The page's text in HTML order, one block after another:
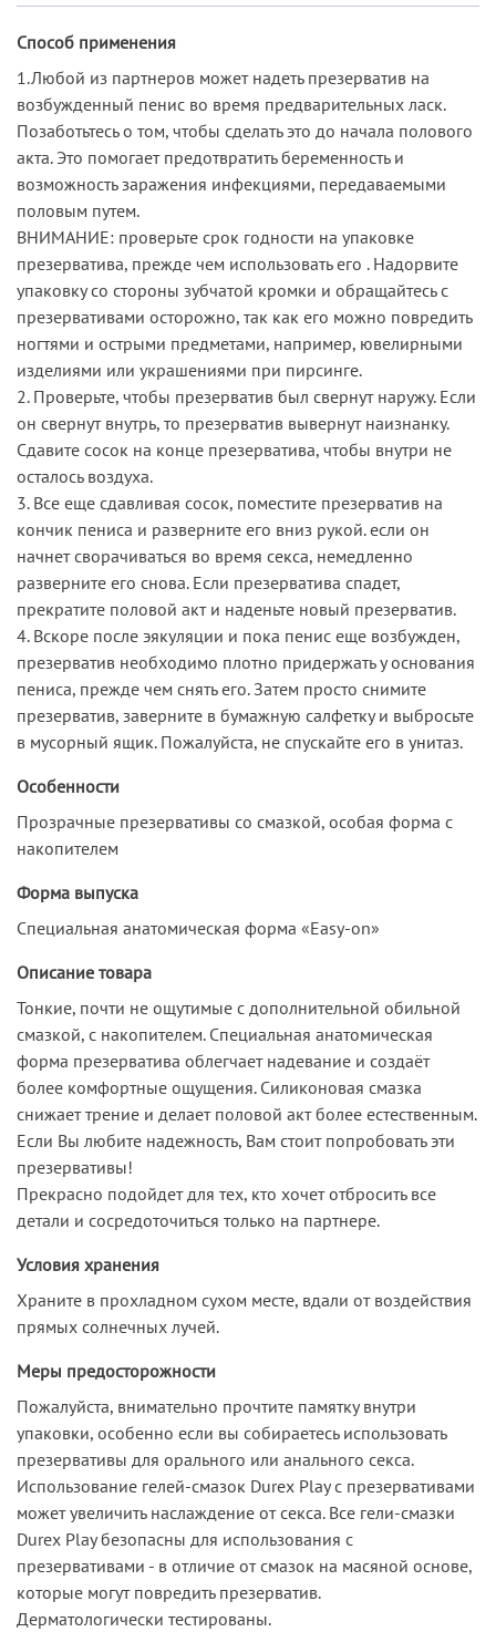
Способ применения
1.Любой из партнеров может надеть презерватив на
возбужденный пенис во время предварительных ласк.
Позаботьтесь о том, чтобы сделать это до начала полового
акта. Это помогает предотвратить беременность и
возможность заражения инфекциями, передаваемыми
половым путем.
ВНИМАНИЕ: проверьте срок годности на упаковке
презерватива, прежде чем использовать его . Надорвите
упаковку со стороны зубчатой кромки и обращайтесь с
презервативами осторожно, так как его можно повредить
ногтями и острыми предметами, например, ювелирными
изделиями или украшениями при пирсинге.
2. Проверьте, чтобы презерватив был свернут наружу. Если
он свернут внутрь, то презерватив вывернут наизнанку.
Сдавите сосок на конце презерватива, чтобы внутри не
осталось воздуха.
3. Все еще сдавливая сосок, поместите презерватив на
кончик пениса и разверните его вниз рукой. если он
начнет сворачиваться во время секса, немедленно
разверните его снова. Если презерватива спадет,
прекратите половой акт и наденьте новый презерватив.
4. Вскоре после эякуляции и пока пенис еще возбужден,
презерватив необходимо плотно придержать у основания
пениса, прежде чем снять его. Затем просто снимите
презерватив, заверните в бумажную салфетку и выбросьте
в мусорный ящик. Пожалуйста, не спускайте его в унитаз.
Особенности
Прозрачные презервативы со смазкой, особая форма с
накопителем
Форма выпуска
Специальная анатомическая форма «Easy-on»
Описание товара
Тонкие, почти не ощутимые с дополнительной обильной
смазкой, с накопителем. Специальная анатомическая
форма презерватива облегчает надевание и создаёт
более комфортные ощущения. Силиконовая смазка
снижает трение и делает половой акт более естественным.
Если Вы любите надежность, Вам стоит попробовать эти
презервативы!
Прекрасно подойдет для тех, кто хочет отбросить все
детали и сосредоточиться только на партнере.
Условия хранения
Храните в прохладном сухом месте, вдали от воздействия
прямых солнечных лучей.
Меры предосторожности
Пожалуйста, внимательно прочтите памятку внутри
упаковки, особенно если вы собираетесь использовать
презервативы для орального или анального секса.
Использование гелей-смазок Durex Play с презервативами
может увеличить наслаждение от секса. Все гели-смазки
Durex Play безопасны для использования с
презервативами - в отличие от смазок на масяной основе,
которые могут повредить презерватив.
Дерматологически тестированы.